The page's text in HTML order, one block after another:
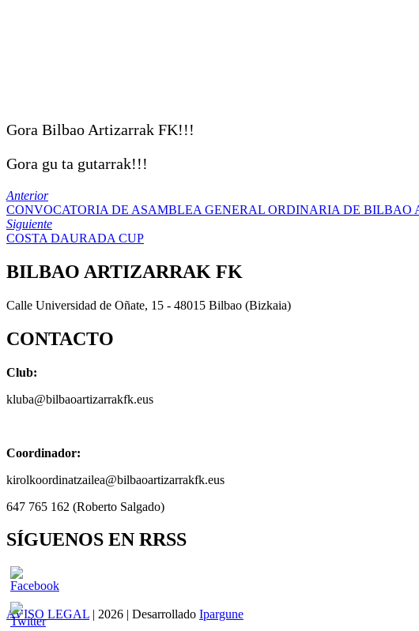
Gora Bilbao Artizarrak FK!!!
Gora gu ta gutarrak!!!
Anterior
CONVOCATORIA DE ASAMBLEA GENERAL ORDINARIA DE
Siguiente
COSTA DAURADA CUP
BILBAO ARTIZARRAK FK
Calle Universidad de Oñate, 15 - 48015 Bilbao (Bizkaia)
CONTACTO
Club:
kluba@bilbaoartizarrakfk.eus
Coordinador:
kirolkoordinatzailea@bilbaoartizarrakfk.eus
647 765 162 (Roberto Salgado)
SÍGUENOS EN RRSS
AVISO LEGAL | 2026 | Desarrollado Ipargune